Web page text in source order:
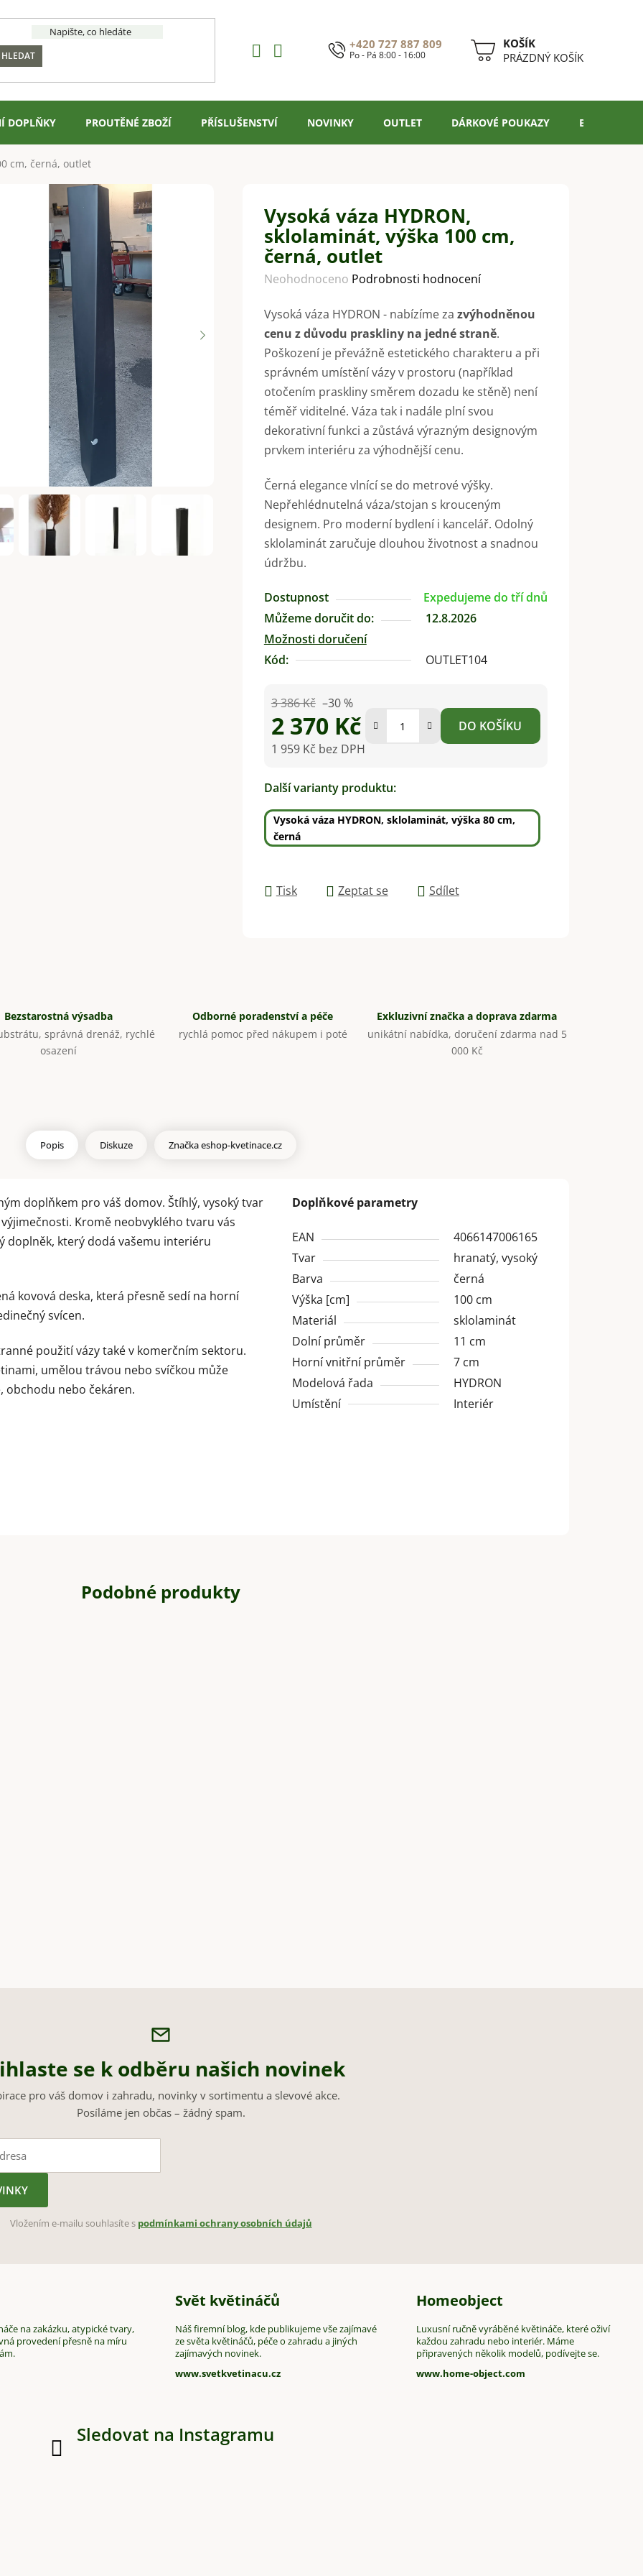
HLEDAT
+420 727 887 809
Po - Pá 8:00 - 16:00
NÁKUPNÍPRÁZDNÝ KOŠÍK
DOPLŇKY PROUTĚNÉ ZBOŽÍ PŘÍSLUŠENSTVÍ NOVINKY OUTLET DÁRKOVÉ POUKAZY BLOG
cm, černá, outlet
Vysoká váza HYDRON,
sklolaminát, výška 100 cm,
černá, outlet
Průměrné
produktu
je
0,0
z
5
hvězdiček.
Neohodnoceno Podrobnosti hodnocení
Vysoká váza HYDRON - nabízíme za zvýhodněnou
cenu z důvodu praskliny na jedné straně.
Poškození je převážně estetického charakteru a při
správném umístění vázy v prostoru (například
otočením praskliny směrem dozadu ke stěně) není
téměř viditelné. Váza tak i nadále plní svou
dekorativní funkci a zůstává výrazným designovým
prvkem interiéru za výhodnější cenu.
Černá elegance vlnící se do metrové výšky.
Nepřehlédnutelná váza/stojan s krouceným
designem. Pro moderní bydlení i kancelář. Odolný
sklolaminát zaručuje dlouhou životnost a snadnou
údržbu.
Dostupnost
Expedujeme do tří dnů
Můžeme doručit do:
12.8.2026
Možnosti doručení
Kód:
OUTLET104
3 386 Kč –30 %
2 370 Kč
1 959 Kč bez DPH
DO KOŠÍKU
Další varianty produktu:
Vysoká váza HYDRON, sklolaminát, výška 80 cm,
černá
Tisk Zeptat se Sdílet
Bezstarostná výsadba
správná drenáž, rychlé
osazení
Odborné poradenství a péče
rychlá pomoc před nákupem i poté
Exkluzivní značka a doprava zdarma
unikátní nabídka, doručení zdarma nad 5
000 Kč
Popis Diskuze Značkaeshop-kvetinace.cz
doplňkem pro váš domov. Štíhlý, vysoký tvar
Kromě neobvyklého tvaru vás
doplněk, který dodá vašemu interiéru
kovová deska, která přesně sedí na horní
svícen.
použití vázy také v komerčním sektoru.
umělou trávou nebo svíčkou může
nebo čekáren.
Doplňkové parametry
EAN
4066147006165
Tvar
hranatý, vysoký
Barva
černá
Výška [cm]
100 cm
Materiál
sklolaminát
Dolní průměr
11 cm
Horní vnitřní průměr
7 cm
Modelová řada
HYDRON
Umístění
Interiér
Podobné produkty
se k odběru našich novinek
pro váš domov i zahradu, novinky v sortimentu a slevové akce.
Posíláme jen občas – žádný spam.
Vložením e-mailu souhlasíte s podmínkami ochrany osobních údajů
na zakázku, atypické tvary,
provedení přesně na míru
Svět květináčů
Náš firemní blog, kde publikujeme vše zajímavé
ze světa květináčů, péče o zahradu a jiných
zajímavých novinek.
www.svetkvetinacu.cz
Homeobject
Luxusní ručně vyráběné květináče, které oživí
každou zahradu nebo interiér. Máme
připravených několik modelů, podívejte se.
www.home-object.com
Sledovat na Instagramu